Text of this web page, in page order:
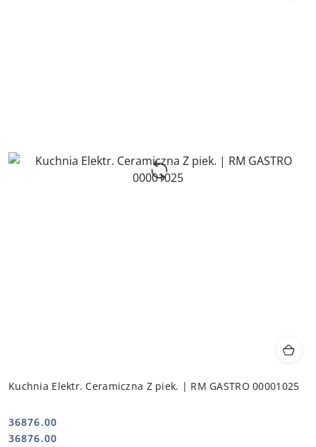
Kuchnia Elektr. Ceramiczna Z piek. | RM GASTRO 00001025
Cena:
36876.00
Cena:
36876.00